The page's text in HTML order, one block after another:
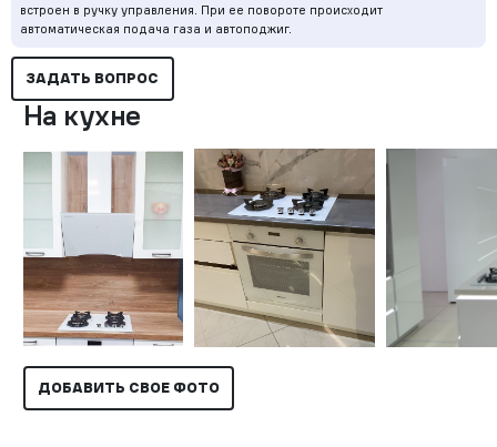
встроен в ручку управления. При ее повороте происходит
автоматическая подача газа и автоподжиг.
ЗАДАТЬ ВОПРОС
На кухне
ДОБАВИТЬ СВОЕ ФОТО